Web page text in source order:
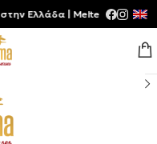
Ελλάδα | Meltemia Exclusive